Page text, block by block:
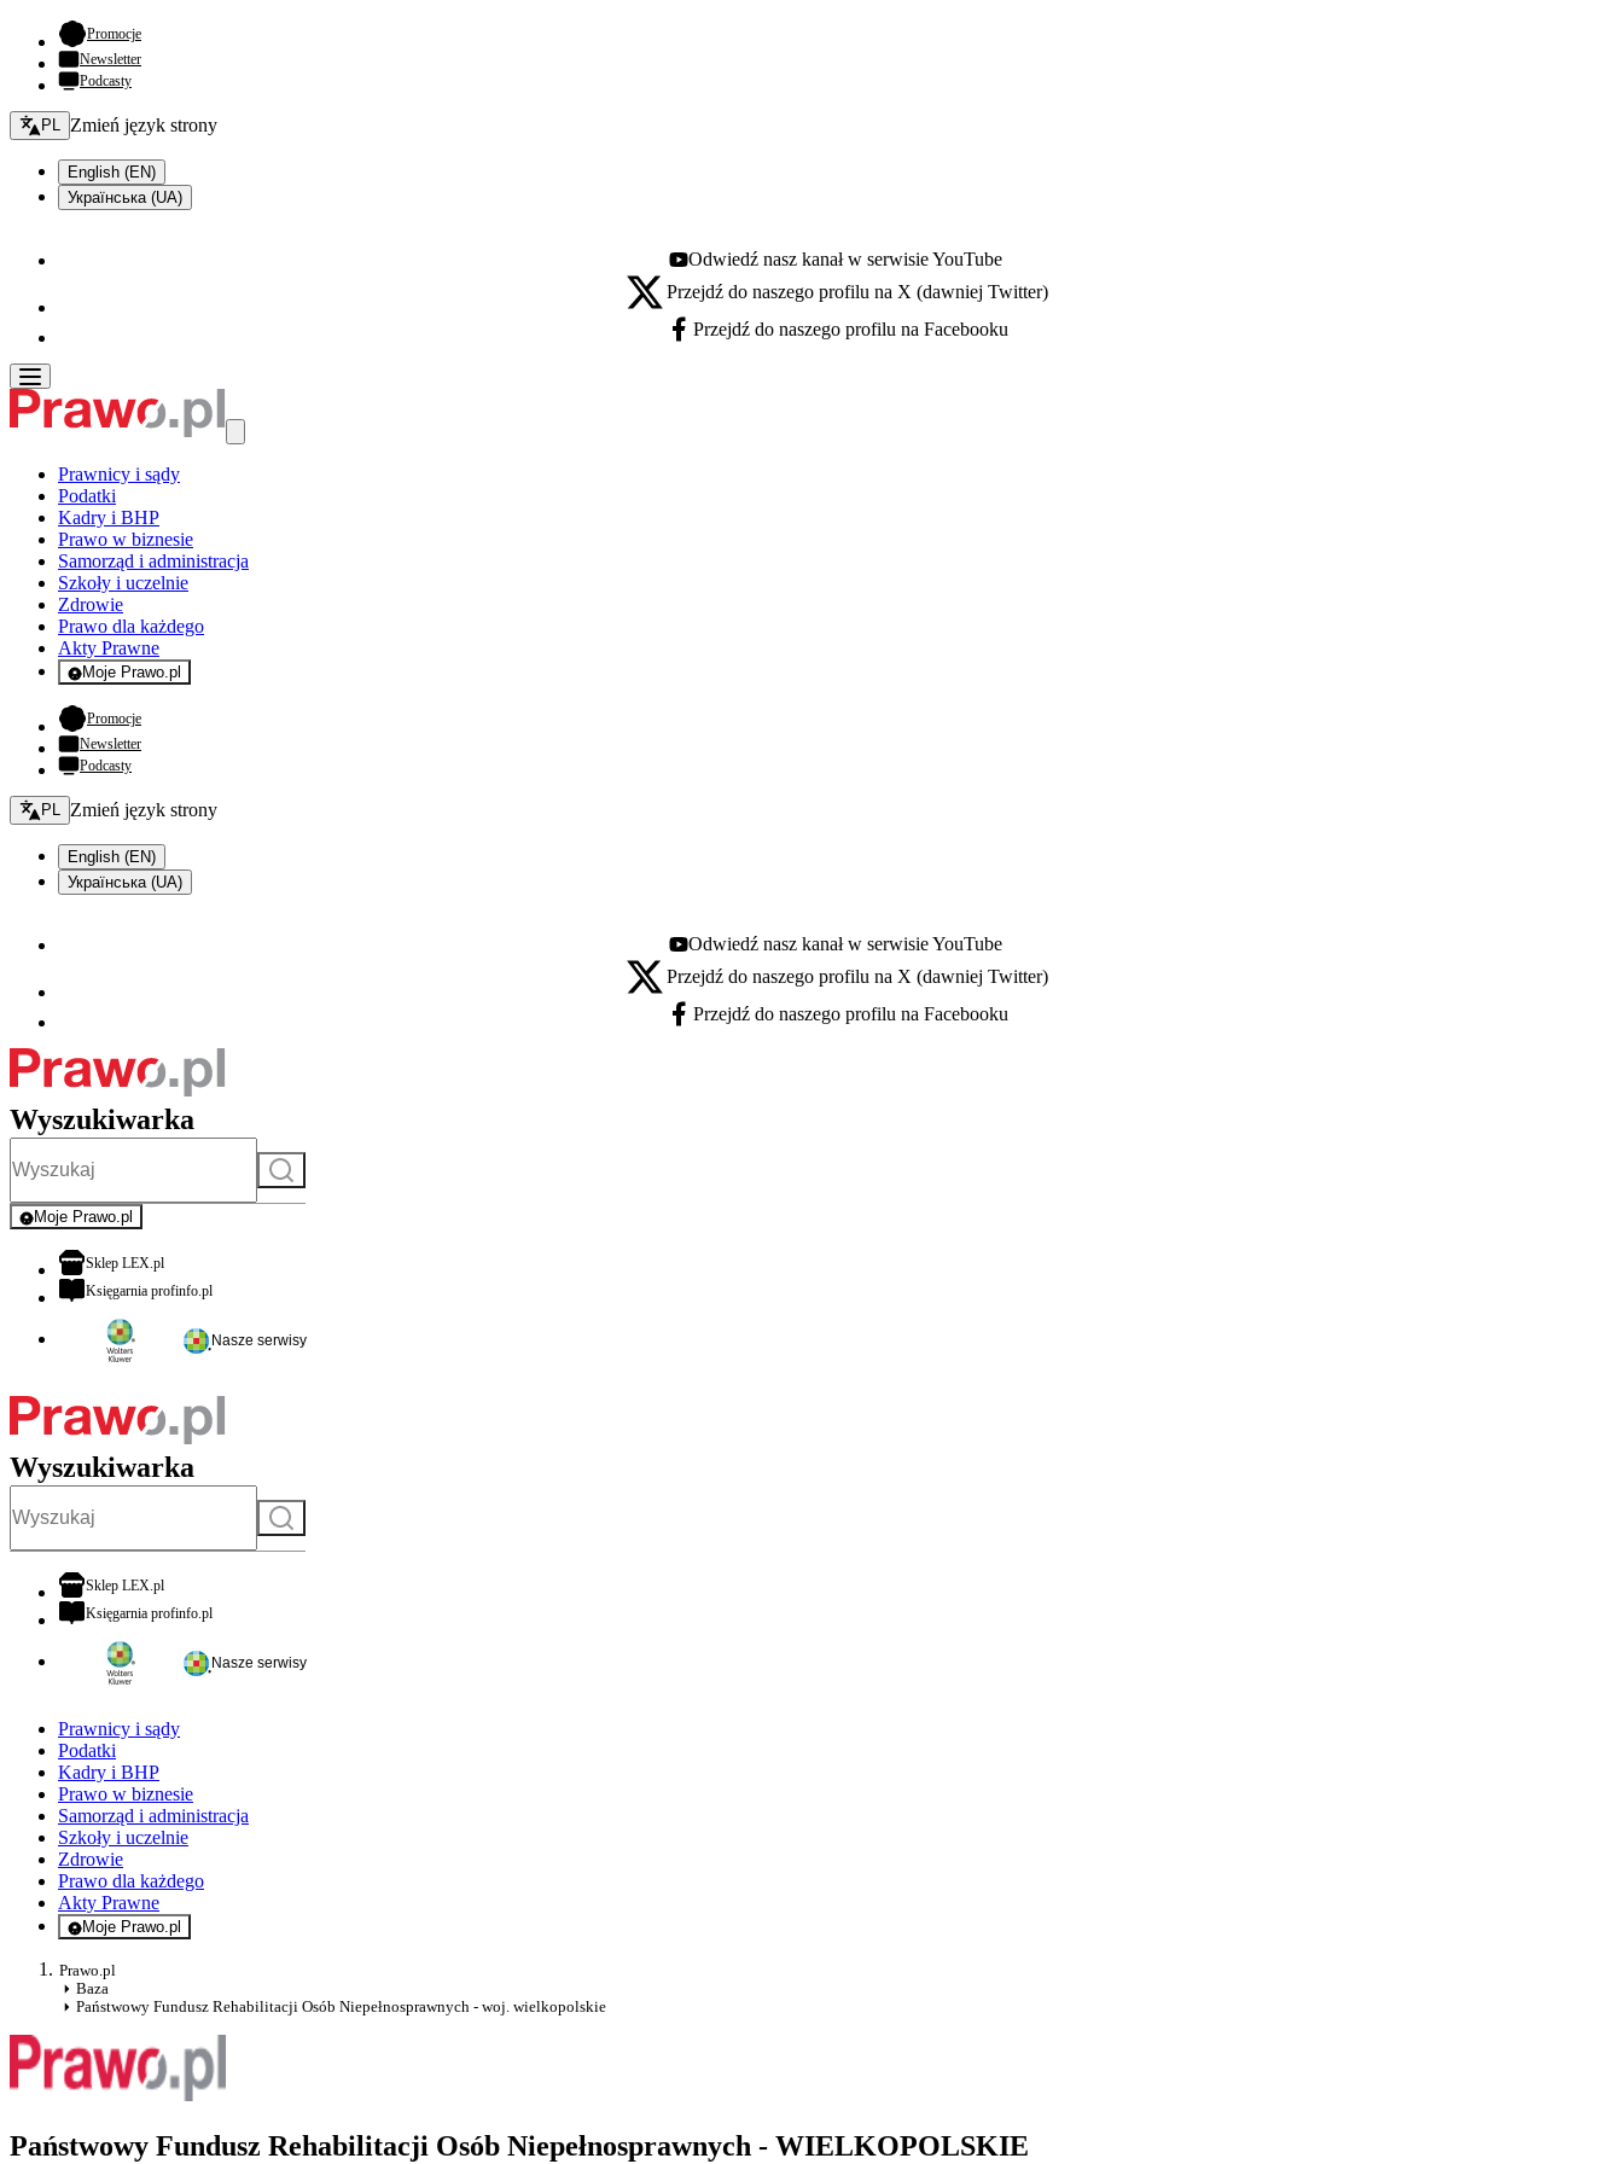
Promocje- otwiera się w nowej karcie
Newsletter
Podcasty
Zmień język - bieżący:
PL Zmień język strony
English (EN)
Українська (UA)
Youtube - otwiera się w nowej karcie
Odwiedź nasz kanał w serwisie YouTube
X - otwiera się w nowej karcie
Przejdź do naszego profilu na X (dawniej Twitter)
Facebook - otwiera się w nowej karcie
Przejdź do naszego profilu na Facebooku
Prawnicy i sądy
Podatki
Kadry i BHP
Prawo w biznesie
Samorząd i administracja
Szkoły i uczelnie
Zdrowie
Prawo dla każdego
Akty Prawne
Moje Prawo.pl
- rejestracja i logowanie do serwisu
Promocje- otwiera się w nowej karcie
Newsletter
Podcasty
Zmień język - bieżący:
PL Zmień język strony
English (EN)
Українська (UA)
Youtube - otwiera się w nowej karcie
Odwiedź nasz kanał w serwisie YouTube
X - otwiera się w nowej karcie
Przejdź do naszego profilu na X (dawniej Twitter)
Facebook - otwiera się w nowej karcie
Przejdź do naszego profilu na Facebooku
Wyszukiwarka
Szukaj
Moje Prawo.pl
- rejestracja i logowanie do serwisu
Sklep LEX.plotwiera się w nowej karcie
Księgarnia profinfo.plotwiera się w nowej karcie
Nasze serwisy
Wyszukiwarka
Szukaj
Sklep LEX.plotwiera się w nowej karcie
Księgarnia profinfo.plotwiera się w nowej karcie
Nasze serwisy
Prawnicy i sądy
Podatki
Kadry i BHP
Prawo w biznesie
Samorząd i administracja
Szkoły i uczelnie
Zdrowie
Prawo dla każdego
Akty Prawne
Moje Prawo.pl
- rejestracja i logowanie do serwisu
Prawo.pl
Baza
Państwowy Fundusz Rehabilitacji Osób Niepełnosprawnych - woj. wielkopolskie
Państwowy Fundusz Rehabilitacji Osób Niepełnosprawnych - WIELKOPOLSKIE